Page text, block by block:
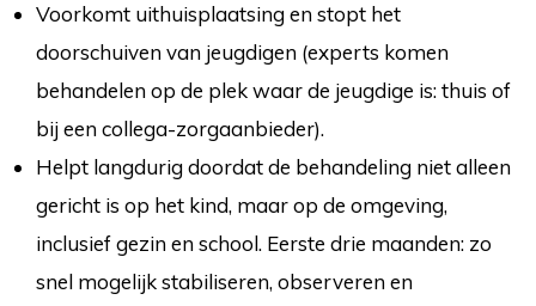
Voorkomt uithuisplaatsing en stopt het
doorschuiven van jeugdigen (experts komen
behandelen op de plek waar de jeugdige is: thuis of
bij een collega-zorgaanbieder).
Helpt langdurig doordat de behandeling niet alleen
gericht is op het kind, maar op de omgeving,
inclusief gezin en school. Eerste drie maanden: zo
snel mogelijk stabiliseren, observeren en